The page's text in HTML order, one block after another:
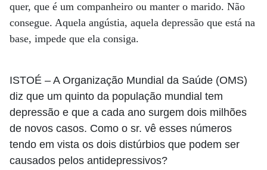
quer, que é um companheiro ou manter o marido. Não
consegue. Aquela angústia, aquela depressão que está na
base, impede que ela consiga.
ISTOÉ – A Organização Mundial da Saúde (OMS)
diz que um quinto da população mundial tem
depressão e que a cada ano surgem dois milhões
de novos casos. Como o sr. vê esses números
tendo em vista os dois distúrbios que podem ser
causados pelos antidepressivos?